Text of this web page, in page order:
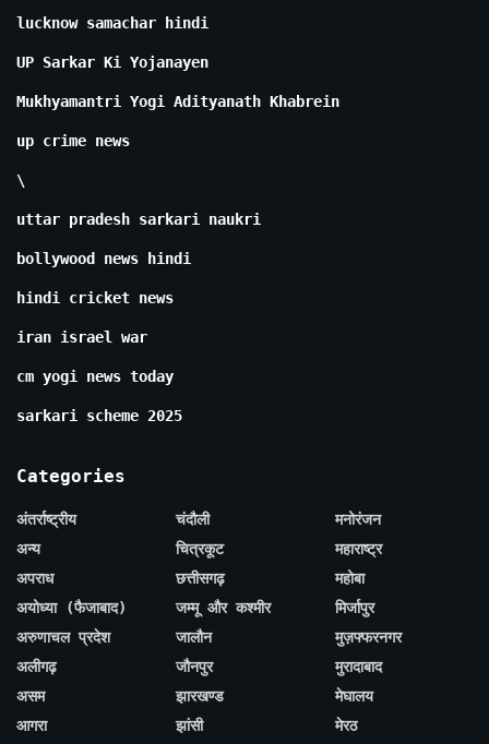
lucknow samachar hindi
UP Sarkar Ki Yojanayen
Mukhyamantri Yogi Adityanath Khabrein
up crime news
\
uttar pradesh sarkari naukri
bollywood news hindi
hindi cricket news
iran israel war
cm yogi news today
sarkari scheme 2025
Categories
अंतर्राष्ट्रीय
अन्य
अपराध
अयोध्या (फैजाबाद)
अरुणाचल प्रदेश
अलीगढ़
असम
आगरा
चंदौली
चित्रकूट
छत्तीसगढ़
जम्मू और कश्मीर
जालौन
जौनपुर
झारखण्ड
झांसी
मनोरंजन
महाराष्ट्र
महोबा
मिर्जापुर
मुज़फ्फरनगर
मुरादाबाद
मेघालय
मेरठ